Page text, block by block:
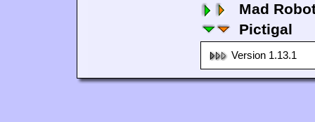
Mad
Pictigal
Version 1.13.1